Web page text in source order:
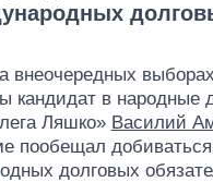
внеочередных
кандидат в народные
Ляшко» Василий
пообещал
долговых